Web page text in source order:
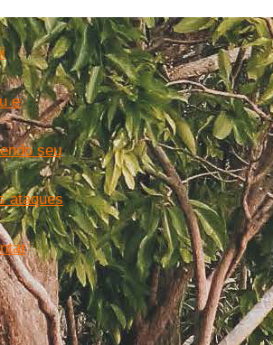
e
seu
ataques